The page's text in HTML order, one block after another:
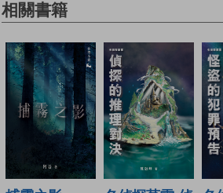
相關書籍